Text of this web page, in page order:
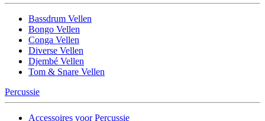
Bassdrum Vellen
Bongo Vellen
Conga Vellen
Diverse Vellen
Djembé Vellen
Tom & Snare Vellen
Percussie
Accessoires voor Percussie